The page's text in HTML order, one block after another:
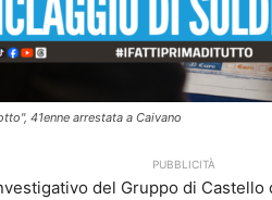
41enne arrestata a Caivano
PUBBLICITÀ
del Gruppo di